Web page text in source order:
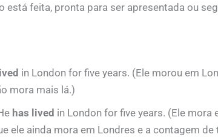
está feita, pronta para ser apresentada ou
lived in London for five years. (Ele morou em
mora mais lá.)
has lived in London for five years. (Ele mora
ele ainda mora em Londres e a contagem